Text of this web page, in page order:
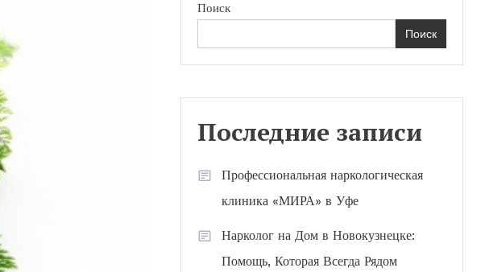
Поиск
Поиск
Последние записи
Профессиональная наркологическая
клиника «МИРА» в Уфе
Нарколог на Дом в Новокузнецке:
Помощь, Которая Всегда Рядом